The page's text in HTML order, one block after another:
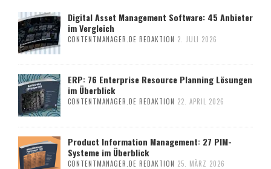
Digital Asset Management Software: 45 Anbieter
im Vergleich
CONTENTMANAGER.DE REDAKTION 2. JULI 2026
ERP: 76 Enterprise Resource Planning Lösungen
im Überblick
CONTENTMANAGER.DE REDAKTION 22. APRIL 2026
Product Information Management: 27 PIM-
Systeme im Überblick
CONTENTMANAGER.DE REDAKTION 25. MÄRZ 2026